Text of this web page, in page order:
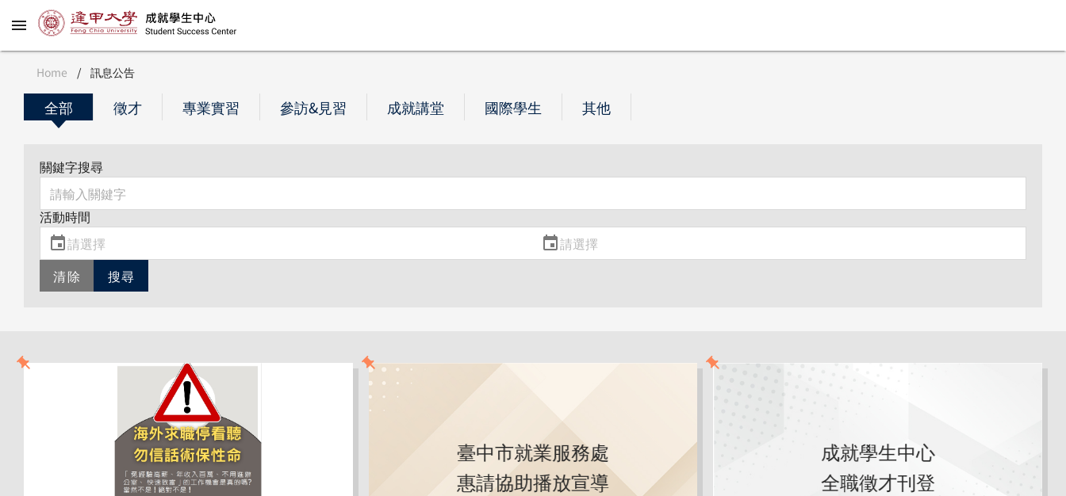
Home / 訊息公告
全部 徵才 專業實習 參訪&見習 成就講堂 國際學生 其他
關鍵字搜尋
活動時間
清除 搜尋
臺中市就業服務處
惠請協助播放宣導
成就學生中心
全職徵才刊登